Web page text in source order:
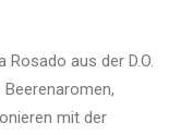
Rosado aus der D.O.
mit der